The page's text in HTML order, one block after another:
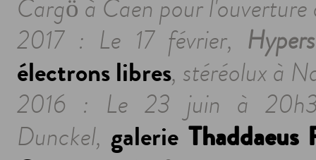
Cargö à Caen pour
2017 : Le 17 février,
électrons libres, stéréolux à
2016 : Le 23 juin à
Dunckel,galerie Thaddaeus